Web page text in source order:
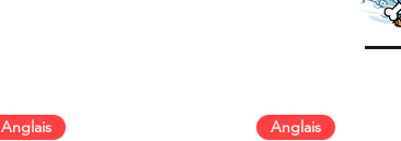
Anglais Anglais